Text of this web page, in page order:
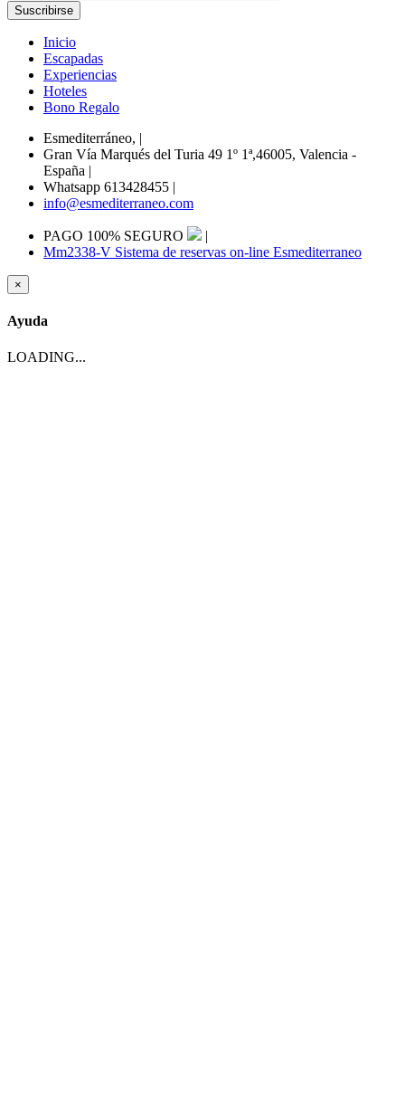
Inicio
Escapadas
Experiencias
Hoteles
Bono Regalo
Esmediterráneo, |
Gran Vía Marqués del Turia 49 1º 1ª,46005, Valencia -
España |
Whatsapp 613428455 |
info@esmediterraneo.com
PAGO 100% SEGURO
|
Mm2338-V Sistema de reservas on-line Esmediterraneo
×
Ayuda
LOADING...